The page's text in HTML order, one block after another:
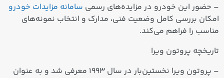
– حضور این خودرو در مزایده‌های رسمی سامانه مزایدات خودرو
امکان بررسی کامل وضعیت فنی، مدارک و انتخاب نمونه‌های
مناسب را فراهم می‌کند.
تاریخچه پروتون ویرا
– پروتون ویرا نخستین‌بار در سال
معرفی شد و به عنوان